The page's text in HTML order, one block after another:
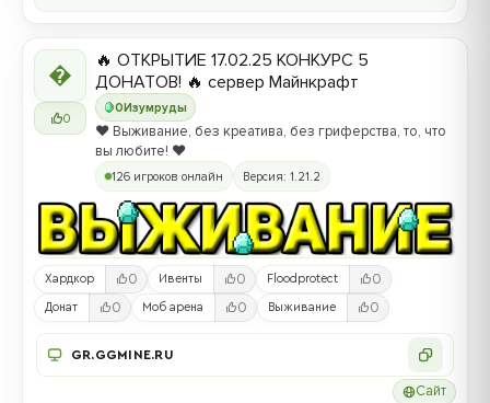

0
0Изумруды
🔥 ОТКРЫТИЕ 17.02.25 КОНКУРС 5
ДОНАТОВ! 🔥 сервер Майнкрафт
❤️ Выживание, без креатива, без гриферства, то, что
вы любите! ❤️
126 игроков онлайн Версия: 1.21.2
Хардкор 0 Ивенты 0 Floodprotect 0
Донат 0 Моб арена 0 Выживание 0
GR.GGMINE.RU
Сайт